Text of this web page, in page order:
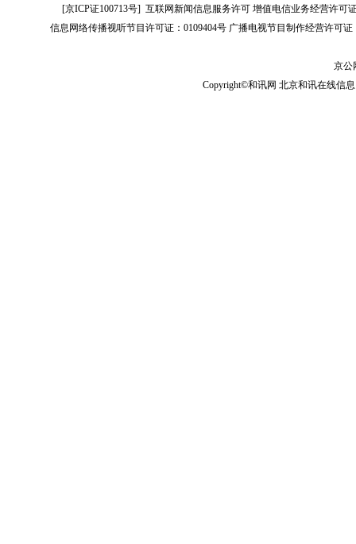
[京ICP证100713号]互联网新闻信息服务许可 增值电信业务经营许可
信息网络传播视听节目许可证：0109404号 广播电视节目制作经营许可证
京公
Copyright©和讯网 北京和讯在线信